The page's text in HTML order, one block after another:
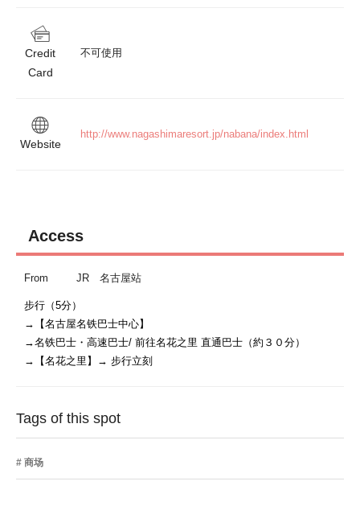
Credit
Card
不可使用
Website
http://www.nagashimaresort.jp/nabana/index.html
Access
From JR 名古屋站
步行（5分）
→【名古屋名铁巴士中心】
→名铁巴士・高速巴士/ 前往名花之里 直通巴士（約３０分）
Tags of this spot
商场